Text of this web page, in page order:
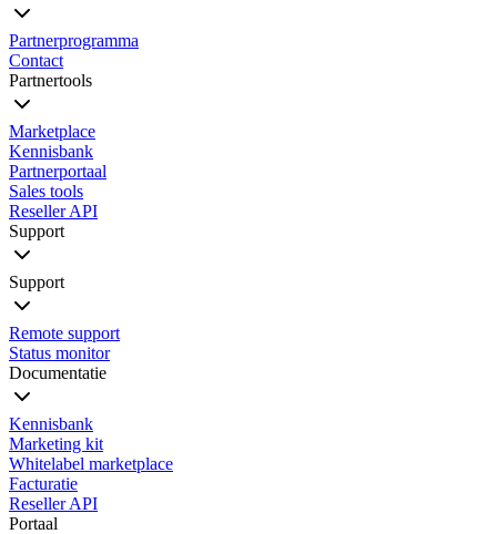
Partnerprogramma
Contact
Partnertools
Marketplace
Kennisbank
Partnerportaal
Sales tools
Reseller API
Support
Support
Remote support
Status monitor
Documentatie
Kennisbank
Marketing kit
Whitelabel marketplace
Facturatie
Reseller API
Portaal